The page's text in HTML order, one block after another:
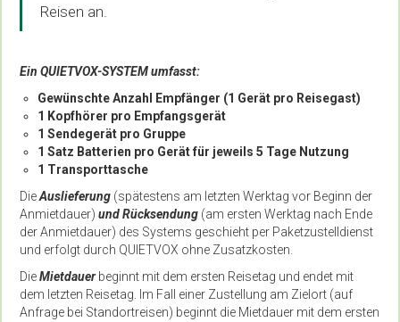
Reisen an.
Ein QUIETVOX-SYSTEM umfasst:
Gewünschte Anzahl Empfänger (1 Gerät pro Reisegast)
1 Kopfhörer pro Empfangsgerät
1 Sendegerät pro Gruppe
1 Satz Batterien pro Gerät für jeweils 5 Tage Nutzung
1 Transporttasche
DieAuslieferung (spätestens am letzten Werktag vor Beginn der
Anmietdauer) und Rücksendung (am ersten Werktag nach Ende
der Anmietdauer) des Systems geschieht per Paketzustelldienst
und erfolgt durch QUIETVOX ohne Zusatzkosten.
DieMietdauerbeginnt mit dem ersten Reisetag und endet mit
dem letzten Reisetag. Im Fall einer Zustellung am Zielort (auf
Anfrage bei Standortreisen) beginnt die Mietdauer mit dem ersten